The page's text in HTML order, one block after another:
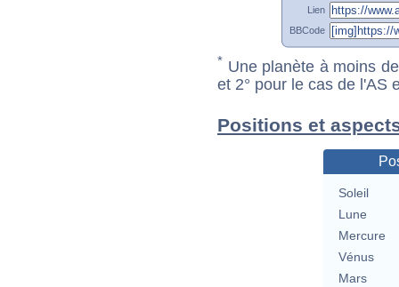
Lien
BBCode
* Une planète à moins
et 2° pour le cas de l'AS
Positions et
Soleil
Lune
Mercure
Vénus
Mars